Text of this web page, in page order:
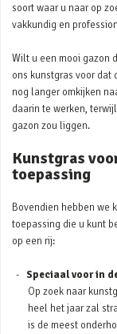
soort waar u naar op
vakkundig en
Wilt u een mooi gazon
ons kunstgras voor dat
nog langer omkijken
daarin te werken,
gazon zou liggen.
Kunstgras
toepassing
Bovendien hebben we
toepassing die u kunt
op een rij:
Speciaal voor in
Op zoek naar
heel het jaar zal
is de meest